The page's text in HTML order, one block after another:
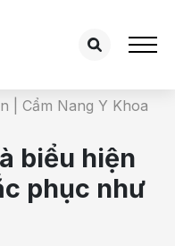
| Cẩm Nang Y Khoa
biểu hiện
phục như